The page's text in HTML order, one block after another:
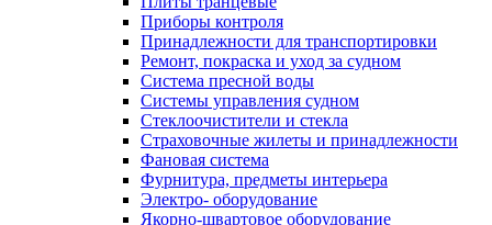
Приборы контроля
Принадлежности для транспортировки
Ремонт, покраска и уход за судном
Система пресной воды
Системы управления судном
Стеклоочистители и стекла
Страховочные жилеты и принадлежности
Фановая система
Фурнитура, предметы интерьера
Электро- оборудование
Якорно-швартовое оборудование